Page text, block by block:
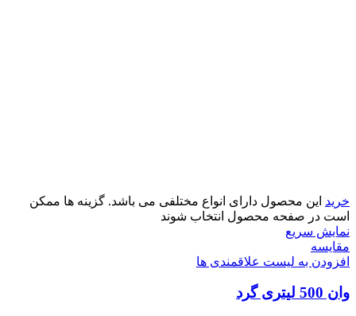
خرید این محصول دارای انواع مختلفی می باشد. گزینه ها ممکن
است در صفحه محصول انتخاب شوند
نمایش سریع
مقایسه
افزودن به لیست علاقمندی ها
وان 500 لیتری گرد